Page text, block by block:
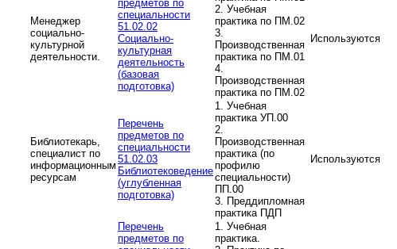
Менеджер
социально-
культурной
деятельности.
предметов по
специальности
51.02.02
Социально-
культурная
деятельность
(базовая
подготовка)
2. Учебная
практика по ПМ.02
3.
Производственная
практика по ПМ.01
4.
Производственная
практика по ПМ.02
Используются
Библиотекарь,
специалист по
информационным
ресурсам
Перечень
предметов по
специальности
51.02.03
Библиотековедение
(углубленная
подготовка)
1. Учебная
практика УП.00
2.
Производственная
практика (по
профилю
специальности)
ПП.00
3. Преддипломная
практика ПДП
Используются
Перечень
предметов по
1. Учебная
практика.